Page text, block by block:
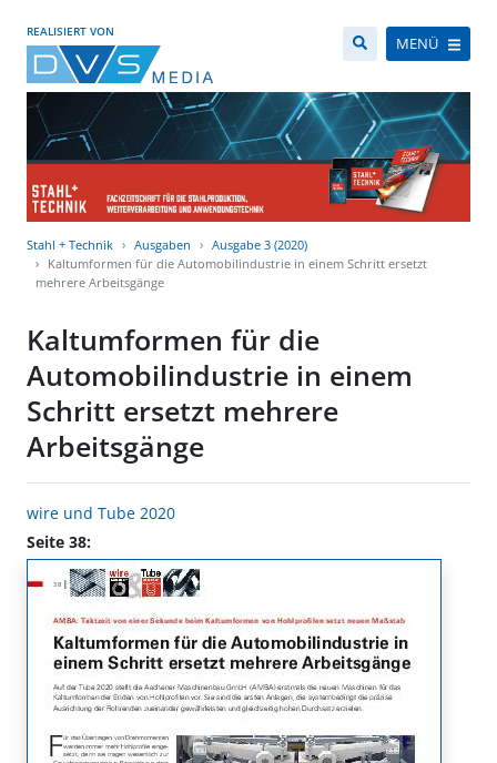
REALISIERT VON
MENÜ
Stahl + Technik Ausgaben
Ausgabe 3 (2020)
Kaltumformen für die Automobilindustrie in einem Schritt ersetzt
mehrere Arbeitsgänge
Kaltumformen für die
Automobilindustrie in einem
Schritt ersetzt mehrere
Arbeitsgänge
wire und Tube 2020
Seite 38: